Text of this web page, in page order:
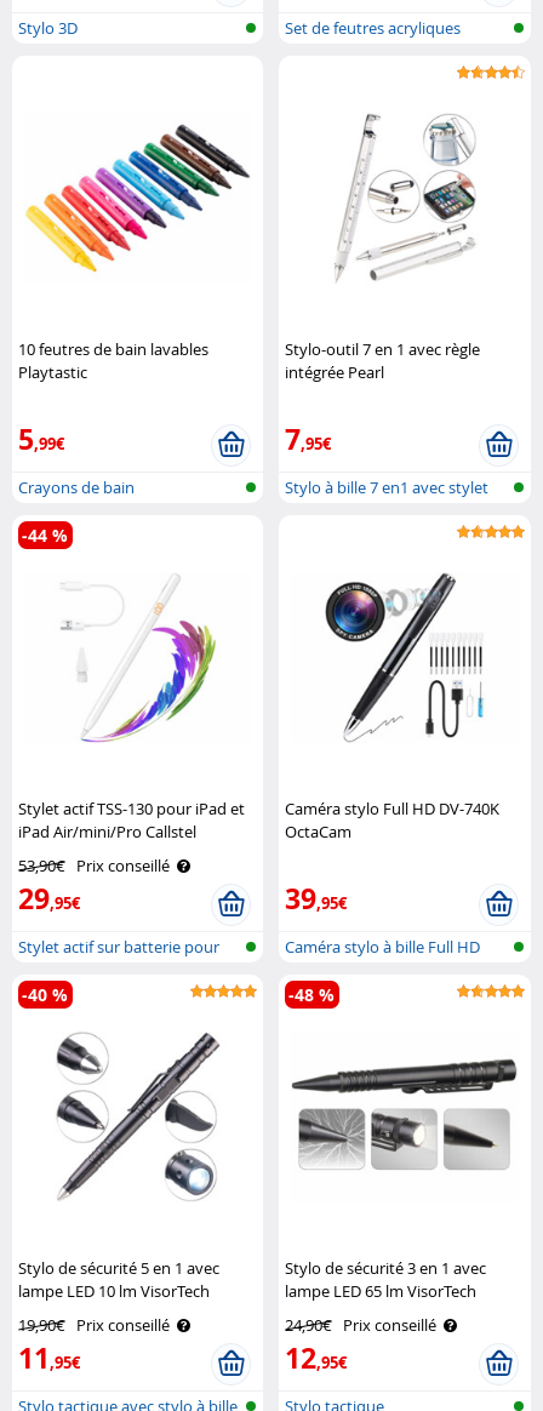
Stylo 3D
Set de feutres acryliques
10 feutres de bain lavables
Playtastic
5,99€
Crayons de bain
Stylo-outil 7 en 1 avec règle
intégrée Pearl
7,95€
Stylo à bille 7 en1 avec stylet
Stylet actif TSS-130 pour iPad et
iPad Air/mini/Pro Callstel
53,90€ Prix conseillé
29,95€
-44 %
Stylet actif sur batterie pour
écra..
Caméra stylo Full HD DV-740K
OctaCam
39,95€
Caméra stylo à bille Full HD
Stylo de sécurité 5 en 1 avec
lampe LED 10 lm VisorTech
19,90€ Prix conseillé
11,95€
-40 %
Stylo tactique avec stylo à bille,
Stylo de sécurité 3 en 1 avec
lampe LED 65 lm VisorTech
24,90€ Prix conseillé
12,95€
-48 %
Stylo tactique